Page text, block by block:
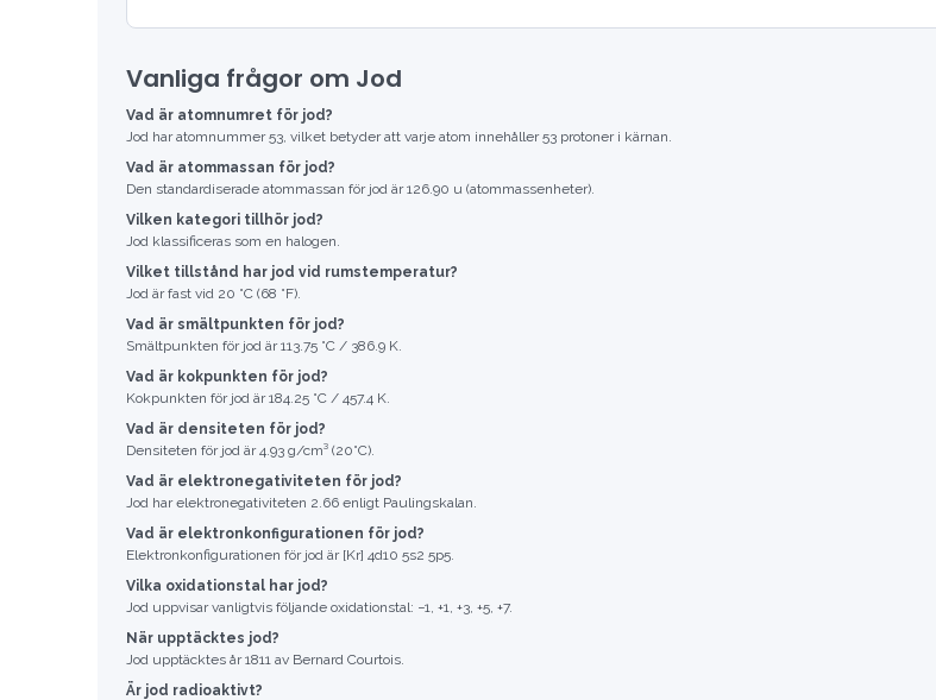
Vanliga frågor om Jod
Vad är atomnumret för jod?
Jod har atomnummer 53, vilket betyder att varje atom innehåller 53 protoner i kärnan.
Vad är atommassan för jod?
Den standardiserade atommassan för jod är 126.90 u (atommassenheter).
Vilken kategori tillhör jod?
Jod klassificeras som en halogen.
Vilket tillstånd har jod vid rumstemperatur?
Jod är fast vid 20 °C (68 °F).
Vad är smältpunkten för jod?
Smältpunkten för jod är 113.75 °C / 386.9 K.
Vad är kokpunkten för jod?
Kokpunkten för jod är 184.25 °C / 457.4 K.
Vad är densiteten för jod?
Densiteten för jod är 4.93 g/cm³ (20°C).
Vad är elektronegativiteten för jod?
Jod har elektronegativiteten 2.66 enligt Paulingskalan.
Vad är elektronkonfigurationen för jod?
Elektronkonfigurationen för jod är [Kr] 4d10 5s2 5p5.
Vilka oxidationstal har jod?
Jod uppvisar vanligtvis följande oxidationstal: −1, +1, +3, +5, +7.
När upptäcktes jod?
Jod upptäcktes år 1811 av Bernard Courtois.
Är jod radioaktivt?